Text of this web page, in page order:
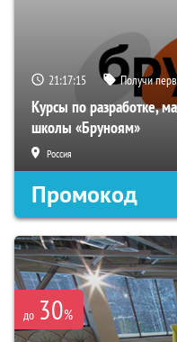
21:17:13 Получи
Курсы по разработке,
школы «Бруноям»
Россия
Промокод
до 30%